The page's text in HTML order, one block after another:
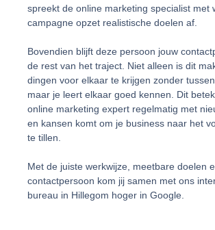
spreekt de online marketing specialist met
campagne opzet realistische doelen af.
Bovendien blijft deze persoon jouw
de rest van het traject. Niet alleen is dit
dingen voor elkaar te krijgen zonder
maar je leert elkaar goed kennen. Dit
online marketing expert regelmatig met
en kansen komt om je business naar het
te tillen.
Met de juiste werkwijze, meetbare doelen
contactpersoon kom jij samen met ons
bureau in Hillegom hoger in Google.